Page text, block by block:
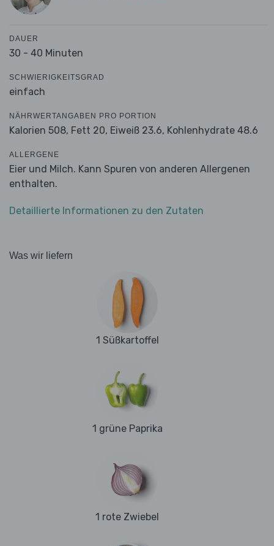
DAUER
30 - 40 Minuten
SCHWIERIGKEITSGRAD
einfach
NÄHRWERTANGABEN PRO PORTION
Kalorien 508, Fett 20, Eiweiß 23.6, Kohlenhydrate 48.6
ALLERGENE
Eier und Milch. Kann Spuren von anderen Allergenen
enthalten.
Detaillierte Informationen zu den Zutaten
Was wir liefern
1 Süßkartoffel
1 grüne Paprika
1 rote Zwiebel